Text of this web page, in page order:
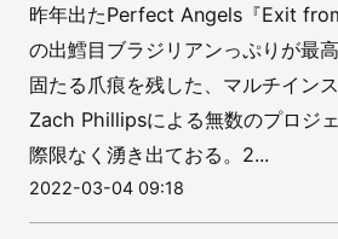
昨年出たPerfect Angels『Exit
の出鱈目ブラジリアンっぷりが最
固たる爪痕を残した、マルチイン
Zach Phillipsによる無数のプロジ
際限なく湧き出ておる。2...
2022-03-04 09:18